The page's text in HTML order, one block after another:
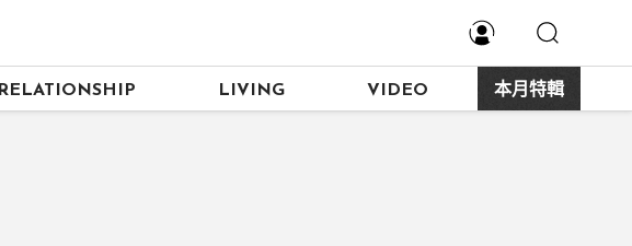
RELATIONSHIP LIVING VIDEO 本月特輯